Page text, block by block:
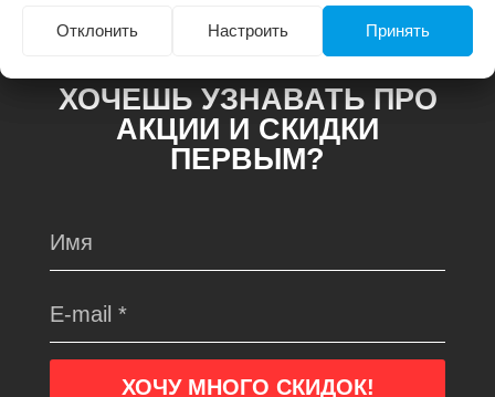
ХОЧЕШЬ УЗНАВАТЬ ПРО
АКЦИИ И СКИДКИ
ПЕРВЫМ?
Отклонить Настроить Принять